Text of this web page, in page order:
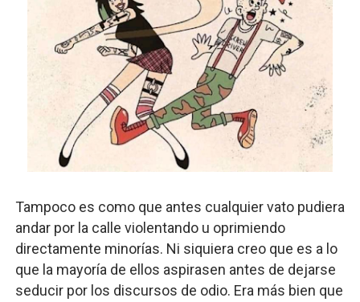
Tampoco es como que antes cualquier vato pudiera
andar por la calle violentando u oprimiendo
directamente minorías. Ni siquiera creo que es a lo
que la mayoría de ellos aspirasen antes de dejarse
seducir por los discursos de odio. Era más bien que